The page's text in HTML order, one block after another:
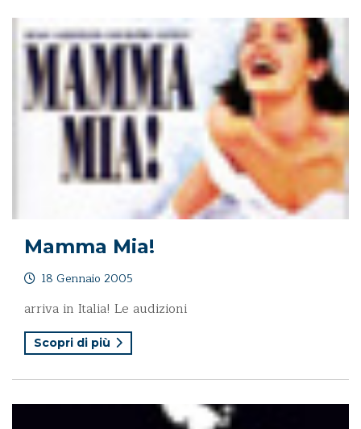
Mamma Mia!
18 Gennaio 2005
arriva in Italia! Le audizioni
Scopri di più